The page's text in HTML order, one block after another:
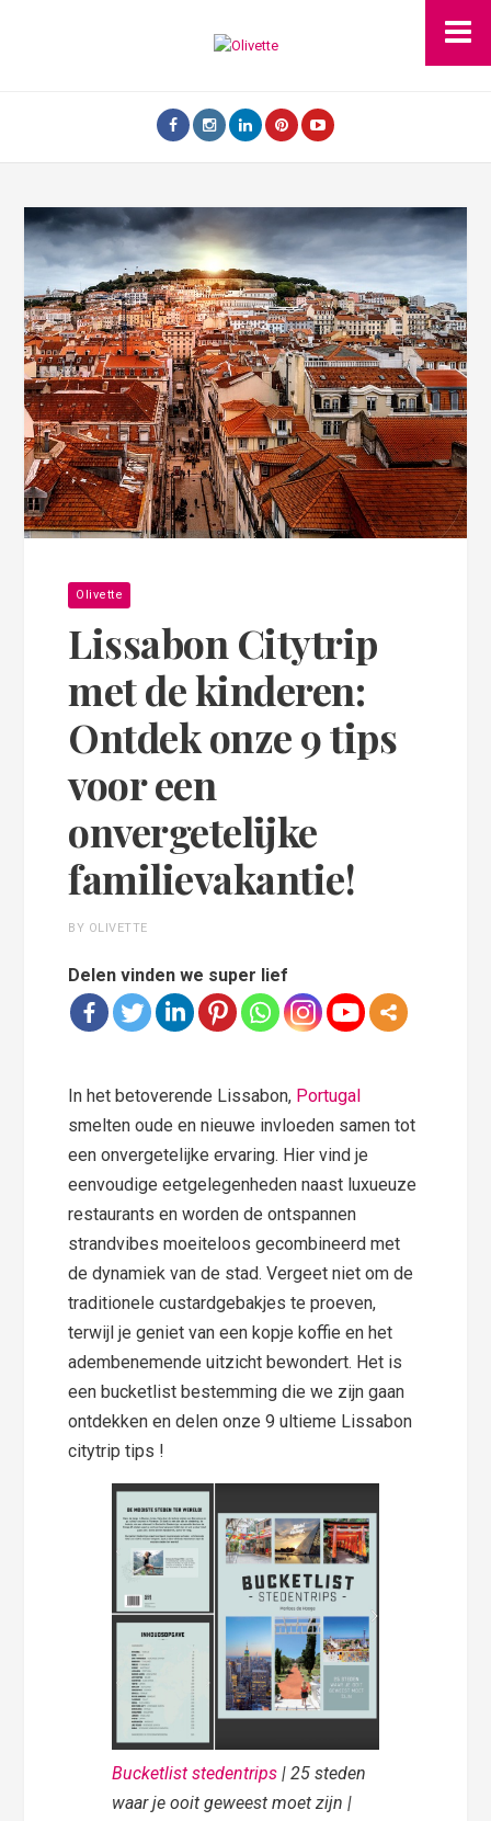
Olivette
Lissabon Citytrip
met de kinderen:
Ontdek onze 9 tips
voor een
onvergetelijke
familievakantie!
BY OLIVETTE
Delen vinden we super lief
In het betoverende Lissabon, Portugal
smelten oude en nieuwe invloeden samen tot
een onvergetelijke ervaring. Hier vind je
eenvoudige eetgelegenheden naast luxueuze
restaurants en worden de ontspannen
strandvibes moeiteloos gecombineerd met
de dynamiek van de stad. Vergeet niet om de
traditionele custardgebakjes te proeven,
terwijl je geniet van een kopje koffie en het
adembenemende uitzicht bewondert. Het is
een bucketlist bestemming die we zijn gaan
ontdekken en delen onze 9 ultieme Lissabon
citytrip tips !
Bucketlist stedentrips | 25 steden
waar je ooit geweest moet zijn |